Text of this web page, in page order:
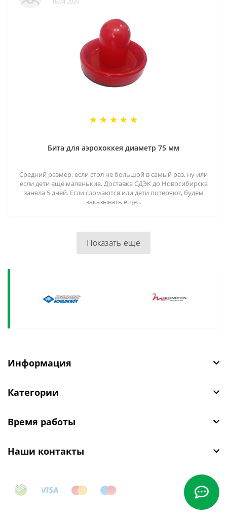
Бита для аэрохоккея диаметр 75 мм
Средний размер, если стол не большой в самый раз, ну или
если дети ещё маленькие. Доставка СДЭК до Новосибирска
заняла 5 дней. Если сломаются или дети потеряют, будем
заказывать ещё...
Показать еще
Информация
Категории
Время работы
Наши контакты